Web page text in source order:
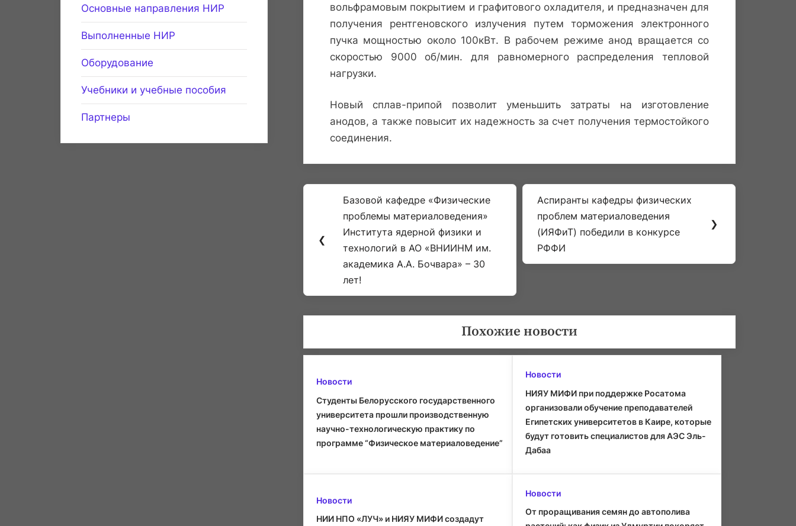
вольфрамовым покрытием и графитового охладителя, и предназначен для
получения рентгеновского излучения путем торможения электронного
пучка мощностью около 100кВт. В рабочем режиме анод вращается со
скоростью 9000 об/мин. для равномерного распределения тепловой
нагрузки.
Новый сплав-припой позволит уменьшить затраты на изготовление
анодов, а также повысит их надежность за счет получения термостойкого
соединения.
Навигация
записям
❮
Previous
Post:
Базовой кафедре «Физические
проблемы материаловедения»
Института ядерной физики и
технологий в АО «ВНИИНМ им.
академика А.А. Бочвара» – 30
лет!
Next
Post:
Аспиранты кафедры физических
проблем материаловедения
(ИЯФиТ) победили в конкурсе
РФФИ
❯
Похожие новости
Новости
Cтуденты Белорусского государственного
университета прошли производственную
научно-технологическую практику по
программе “Физическое материаловедение”
Новости
НИЯУ МИФИ при поддержке Росатома
организовали обучение преподавателей
Египетских университетов в Каире, которые
будут готовить специалистов для АЭС Эль-
Дабаа
Новости
НИИ НПО «ЛУЧ» и НИЯУ МИФИ создадут
Новости
От проращивания семян до автополива
Основные направления НИР
Выполненные НИР
Оборудование
Учебники и учебные пособия
Партнеры